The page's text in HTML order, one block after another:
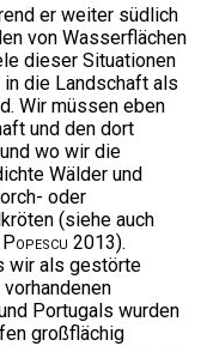
er weiter südlich
von Wasserflächen
dieser Situationen
die Landschaft als
Wir müssen eben
und den dort
wo wir die
Wälder und
oder
(siehe auch
2013).
wir als gestörte
Portugals wurden
großflächig